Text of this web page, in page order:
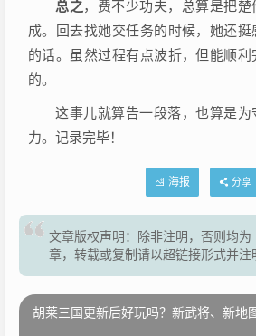
总之，费不少功夫，总算是把
成。回去找她交任务的时候，她还
的话。虽然过程有点波折，但能顺
的。
这事儿就算告一段落，也算是
力。记录完毕！
海报 分享
文章版权声明：除非注明，否则均为
章，转载或复制请以超链接形式并注
胡莱三国更新后好玩吗？新武将、新地